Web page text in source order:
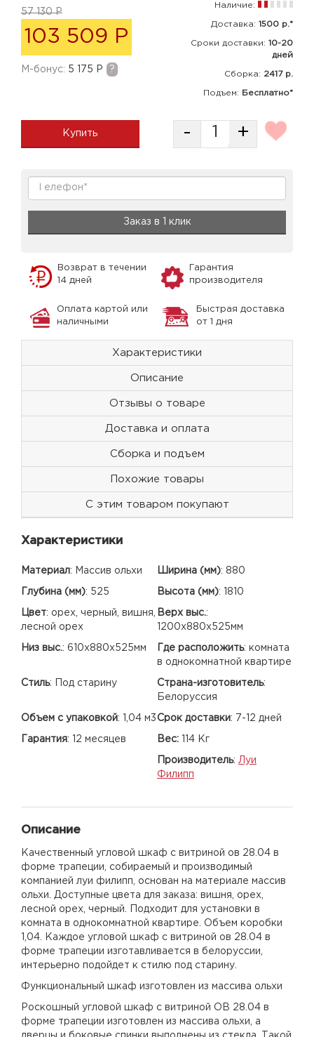
57 130 Р
103 509 Р
M-бонус: 5 175 Р ?
Наличие:
Доставка: 1500 р.*
Сроки доставки: 10-20
дней
Сборка: 2417 р.
Подъем: Бесплатно*
Купить - +
Заказ в 1 клик
Возврат в течении
14 дней
Гарантия
производителя
Оплата картой или
наличными
Быстрая доставка
от 1 дня
Характеристики
Описание
Отзывы о товаре
Доставка и оплата
Сборка и подъем
Похожие товары
С этим товаром покупают
Характеристики
Материал: Массив ольхи Ширина (мм): 880
Глубина (мм): 525 Высота (мм): 1810
Цвет: орех, черный, вишня,
лесной орех
Верх выс.:
1200х880х525мм
Низ выс.: 610х880х525мм Где расположить: комната
в однокомнатной квартире
Стиль: Под старину Страна-изготовитель:
Белоруссия
Объем с упаковкой: 1,04 м3Срок доставки: 7-12 дней
Гарантия: 12 месяцев Вес: 114 Кг
Производитель: Луи
Филипп
Описание
Качественный угловой шкаф с витриной ов 28.04 в
форме трапеции, собираемый и производимый
компанией луи филипп, основан на материале массив
ольхи. Доступные цвета для заказа: вишня, орех,
лесной орех, черный. Подходит для установки в
комната в однокомнатной квартире. Объем коробки
1,04. Каждое угловой шкаф с витриной ов 28.04 в
форме трапеции изготавливается в белоруссии,
интерьерно подойдет к стилю под старину.
Функциональный шкаф изготовлен из массива ольхи
Роскошный угловой шкаф с витриной ОВ 28.04 в
форме трапеции изготовлен из массива ольхи, а
дверцы и боковые спинки выполнены из стекла. Такой